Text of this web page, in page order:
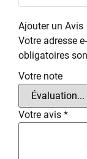
Ajouter un Avis
Votre adresse
obligatoires
Votre note
Votre avis *